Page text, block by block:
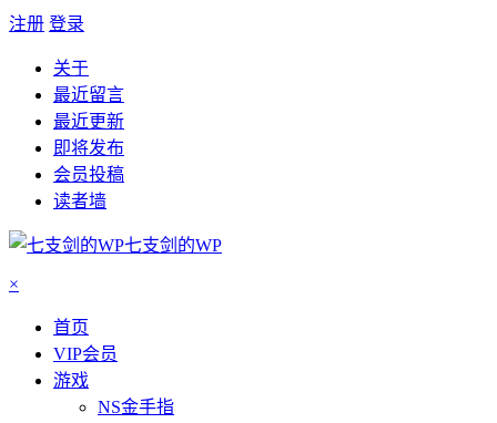
注册 登录
关于
最近留言
最近更新
即将发布
会员投稿
读者墙
七支剑的WP
×
首页
VIP会员
游戏
NS金手指